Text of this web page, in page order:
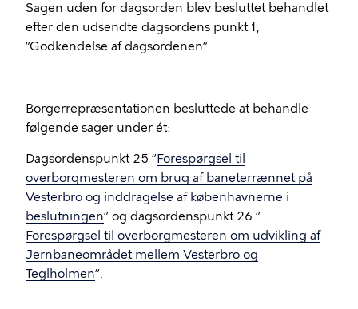
Sagen uden for dagsorden blev besluttet behandlet
efter den udsendte dagsordens punkt 1,
”Godkendelse af dagsordenen”
Borgerrepræsentationen besluttede at behandle
følgende sager under ét:
Dagsordenspunkt 25 ”Forespørgsel til
overborgmesteren om brug af baneterrænnet på
Vesterbro og inddragelse af københavnerne i
beslutningen” og dagsordenspunkt 26 ”
Forespørgsel til overborgmesteren om udvikling af
Jernbaneområdet mellem Vesterbro og
Teglholmen”.